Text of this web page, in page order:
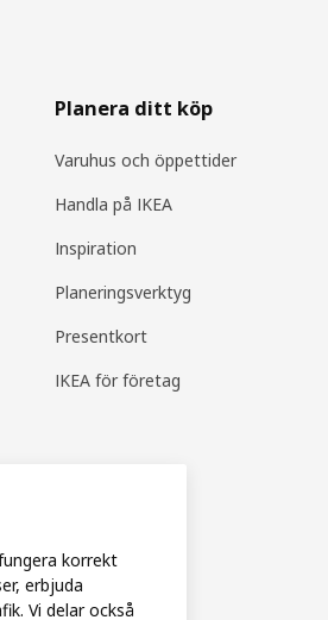
Planera ditt köp
Varuhus och öppettider
Handla på IKEA
Inspiration
Planeringsverktyg
Presentkort
IKEA för företag
korrekt
erbjuda
Vi delar också